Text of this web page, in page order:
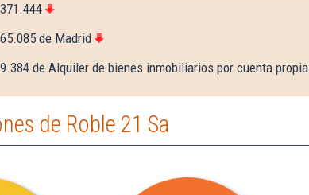
de Madrid
de Alquiler de bienes inmobiliarios por cuenta propia
de Roble 21 Sa